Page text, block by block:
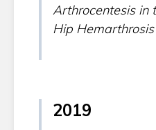
Arthrocentesis in
Hip
2019